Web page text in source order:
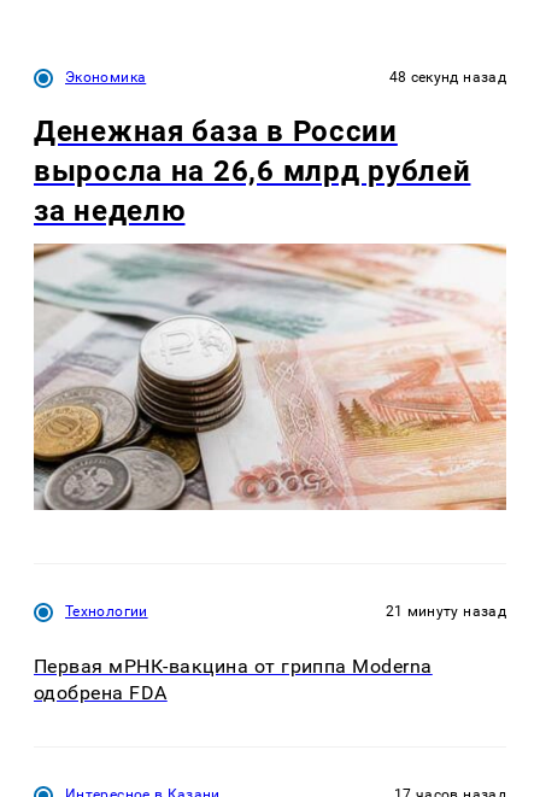
Экономика 48 секунд назад
Денежная база в России
выросла на 26,6 млрд рублей
за неделю
Технологии 21 минуту назад
Первая мРНК-вакцина от гриппа Moderna
одобрена FDA